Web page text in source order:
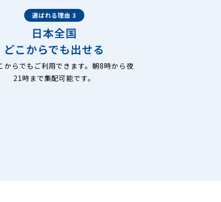
選ばれる理由 3
日本全国
どこからでも出せる
からでもご利用できます。朝8時から夜
21時まで集配可能です。